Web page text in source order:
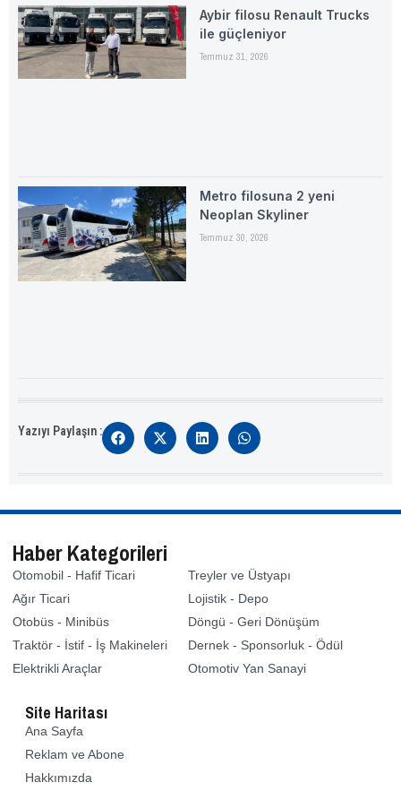
Aybir filosu Renault Trucks
ile güçleniyor
Temmuz 31, 2026
Metro filosuna 2 yeni
Neoplan Skyliner
Temmuz 30, 2026
Yazıyı Paylaşın :
Haber Kategorileri
Otomobil - Hafif Ticari
Ağır Ticari
Otobüs - Minibüs
Traktör - İstif - İş Makineleri
Elektrikli Araçlar
Treyler ve Üstyapı
Lojistik - Depo
Döngü - Geri Dönüşüm
Dernek - Sponsorluk - Ödül
Otomotiv Yan Sanayi
Site Haritası
Ana Sayfa
Reklam ve Abone
Hakkımızda